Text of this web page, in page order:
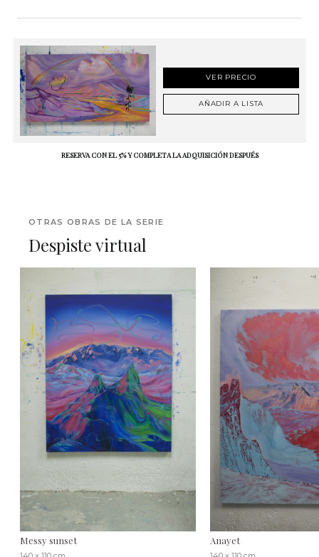
VER PRECIO
AÑADIR A LISTA
RESERVA CON EL 5% Y COMPLETA LA ADQUISICIÓN DESPUÉS
OTRAS OBRAS DE LA SERIE
Despiste virtual
Messy sunset Anayet